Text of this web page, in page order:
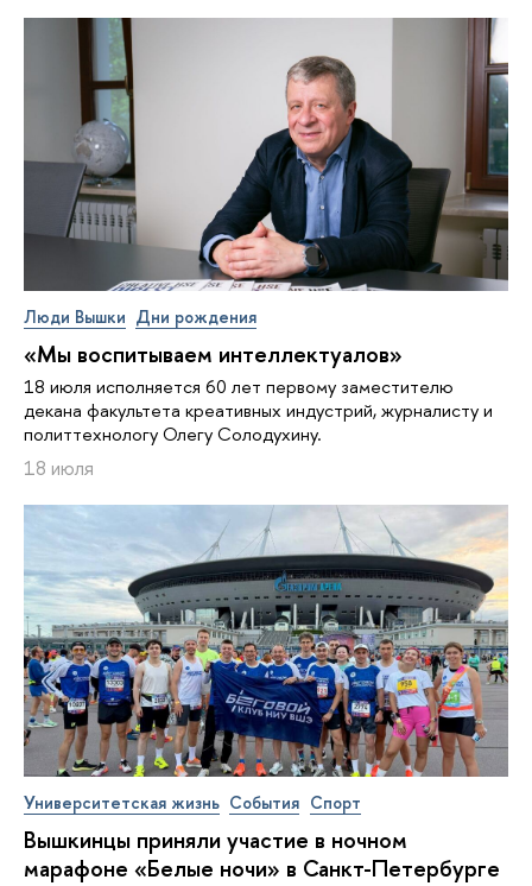
Люди Вышки Дни рождения
«Мы воспитываем интеллектуалов»
18 июля исполняется 60 лет первому заместителю
декана факультета креативных индустрий, журналисту и
политтехнологу Олегу Солодухину.
18 июля
Университетская жизнь События Спорт
Вышкинцы приняли участие в ночном
марафоне «Белые ночи» в Санкт-Петербурге